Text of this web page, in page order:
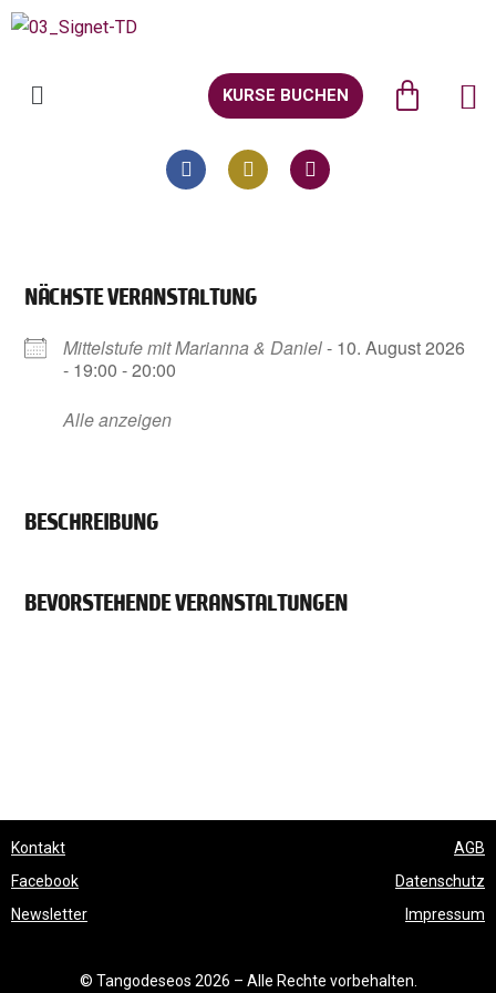
KURSE BUCHEN
NÄCHSTE VERANSTALTUNG
Mittelstufe mit Marianna & Daniel- 10. August 2026
- 19:00 - 20:00
Alle anzeigen
BESCHREIBUNG
BEVORSTEHENDE VERANSTALTUNGEN
Kontakt
Facebook
Newsletter
AGB
Datenschutz
Impressum
© Tangodeseos 2026 – Alle Rechte vorbehalten.